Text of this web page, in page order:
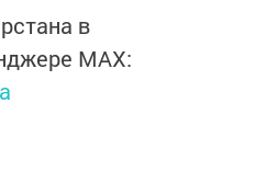
в
MАХ: